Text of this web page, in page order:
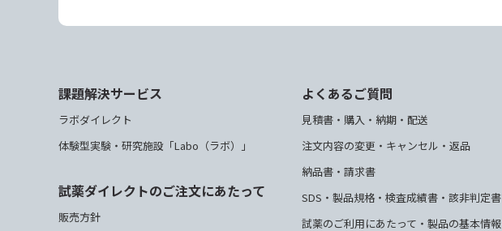
課題解決サービス
ラボダイレクト
体験型実験・研究施設「Labo（ラボ）」
試薬ダイレクトのご注文にあたって
販売方針
よくあるご質問
見積書・購入・納期・配送
注文内容の変更・キャンセル・返品
納品書・請求書
SDS・製品規格・検査成績書・該非判定書
試薬のご利用にあたって・製品の基本情報